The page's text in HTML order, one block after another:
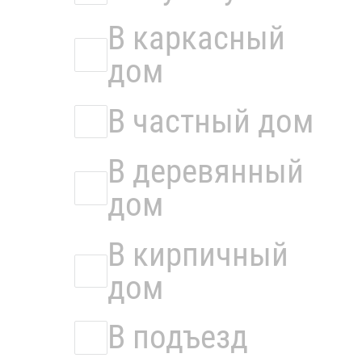
В каркасный
дом
В частный дом
В деревянный
дом
В кирпичный
дом
В подъезд